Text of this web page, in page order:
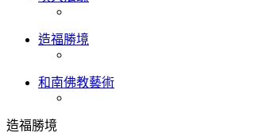
造福勝境
和南佛教藝術
造福勝境